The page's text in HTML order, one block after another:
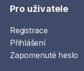
Pro uživatele
Registrace
Přihlášení
Zapomenuté heslo